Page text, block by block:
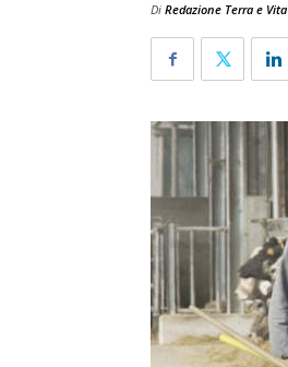
Di Redazione Terra e Vita